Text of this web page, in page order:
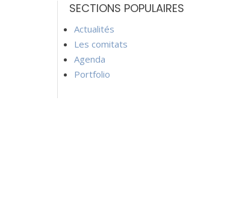
SECTIONS POPULAIRES
Actualités
Les comitats
Agenda
Portfolio